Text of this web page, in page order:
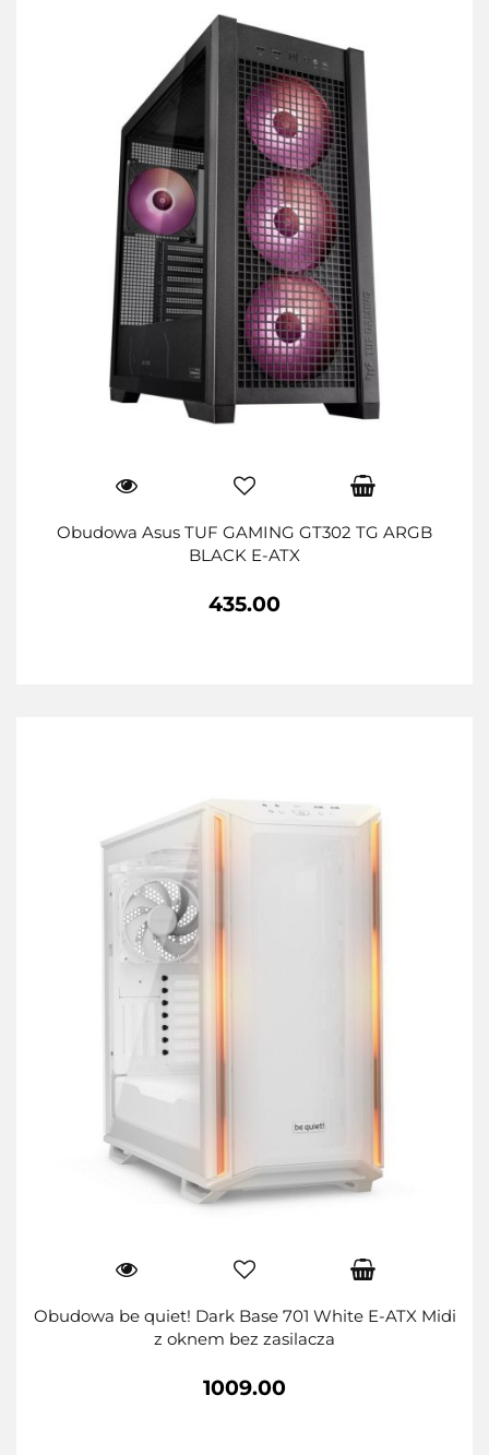
Obudowa Asus TUF GAMING GT302 TG ARGB
BLACK E-ATX
435.00
Obudowa be quiet! Dark Base 701 White E-ATX Midi
z oknem bez zasilacza
1009.00